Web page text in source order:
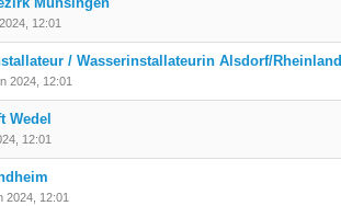
12:01
/ Wasserinstallateurin Alsdorf/Rheinland
2024, 12:01
Wedel
12:01
2024, 12:01